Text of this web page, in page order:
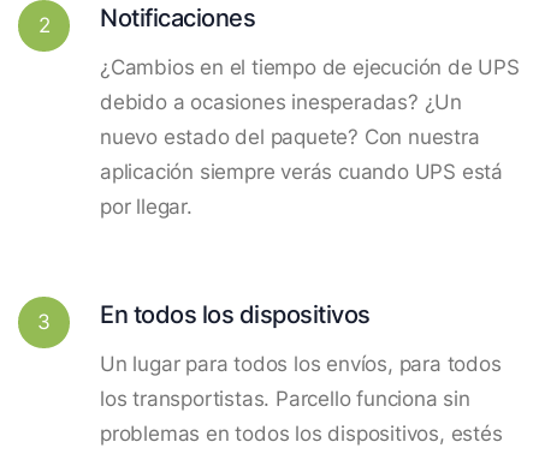
2 Notificaciones
¿Cambios en el tiempo de ejecución de UPS
debido a ocasiones inesperadas? ¿Un
nuevo estado del paquete? Con nuestra
aplicación siempre verás cuando UPS está
por llegar.
3 En todos los dispositivos
Un lugar para todos los envíos, para todos
los transportistas. Parcello funciona sin
problemas en todos los dispositivos, estés